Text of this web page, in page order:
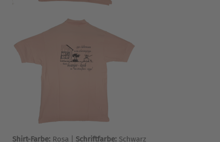
Shirt-Farbe: Rosa | Schriftfarbe: Schwarz